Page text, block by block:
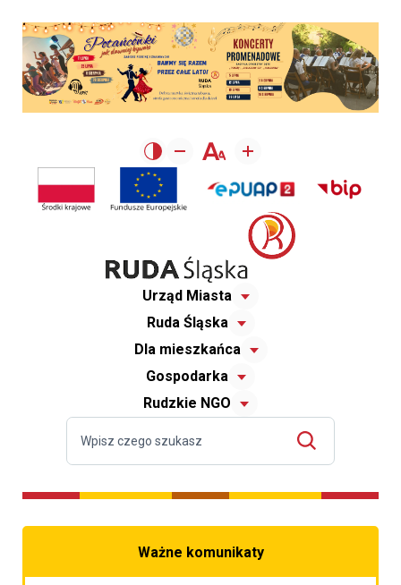
Urząd Miasta
Ruda Śląska
Dla mieszkańca
Gospodarka
Rudzkie NGO
Ważne komunikaty